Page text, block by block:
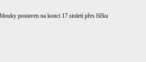
postaven na konci 17.století přes říčku